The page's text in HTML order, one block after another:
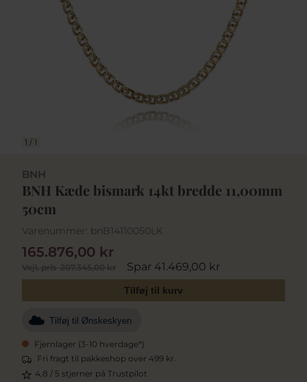
1 / 1
BNH
BNH Kæde bismark 14kt bredde 11,00mm
50cm
Varenummer: bnB14110050LK
Vejl. pris207.345,00 kr Spar 41.469,00 kr
165.876,00 kr
Tilføj til kurv
Tilføj til Ønskeskyen
Fjernlager (3-10 hverdage*)
Fri fragt til pakkeshop over 499 kr.
4,8 / 5 stjerner på Trustpilot